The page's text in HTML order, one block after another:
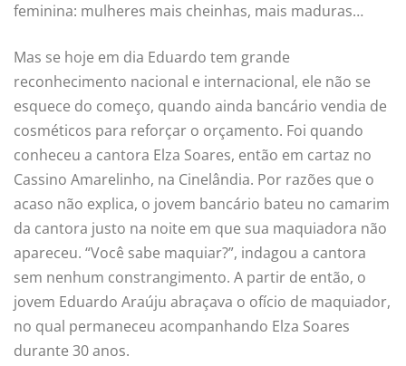
feminina: mulheres mais cheinhas, mais maduras…
Mas se hoje em dia Eduardo tem grande
reconhecimento nacional e internacional, ele não se
esquece do começo, quando ainda bancário vendia de
cosméticos para reforçar o orçamento. Foi quando
conheceu a cantora Elza Soares, então em cartaz no
Cassino Amarelinho, na Cinelândia. Por razões que o
acaso não explica, o jovem bancário bateu no camarim
da cantora justo na noite em que sua maquiadora não
apareceu. “Você sabe maquiar?”, indagou a cantora
sem nenhum constrangimento. A partir de então, o
jovem Eduardo Araúju abraçava o ofício de maquiador,
no qual permaneceu acompanhando Elza Soares
durante 30 anos.